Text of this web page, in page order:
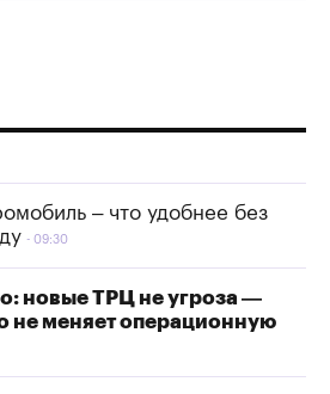
– что удобнее без
09:30
новые ТРЦ не угроза —
не меняет операционную